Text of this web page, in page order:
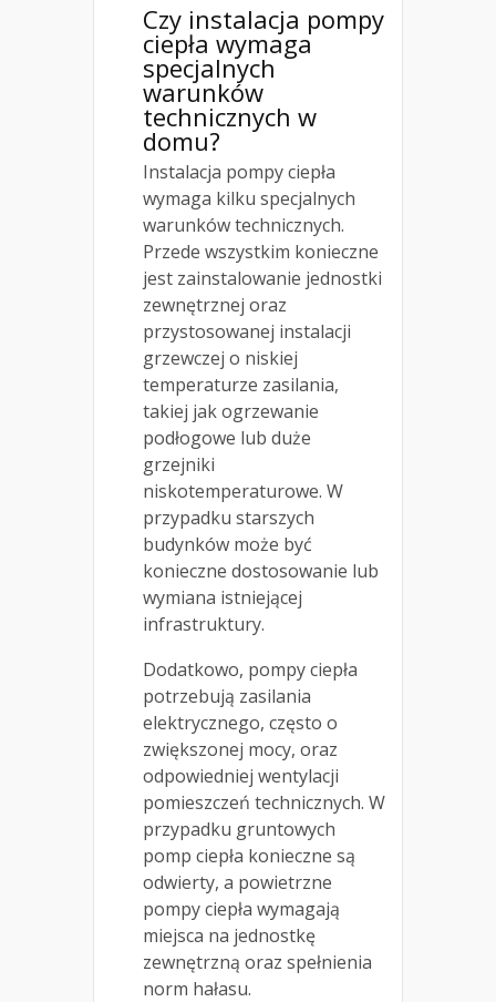
Czy instalacja pompy
ciepła wymaga
specjalnych
warunków
technicznych w
domu?
Instalacja pompy ciepła
wymaga kilku specjalnych
warunków technicznych.
Przede wszystkim konieczne
jest zainstalowanie jednostki
zewnętrznej oraz
przystosowanej instalacji
grzewczej o niskiej
temperaturze zasilania,
takiej jak ogrzewanie
podłogowe lub duże
grzejniki
niskotemperaturowe. W
przypadku starszych
budynków może być
konieczne dostosowanie lub
wymiana istniejącej
infrastruktury.
Dodatkowo, pompy ciepła
potrzebują zasilania
elektrycznego, często o
zwiększonej mocy, oraz
odpowiedniej wentylacji
pomieszczeń technicznych. W
przypadku gruntowych
pomp ciepła konieczne są
odwierty, a powietrzne
pompy ciepła wymagają
miejsca na jednostkę
zewnętrzną oraz spełnienia
norm hałasu.